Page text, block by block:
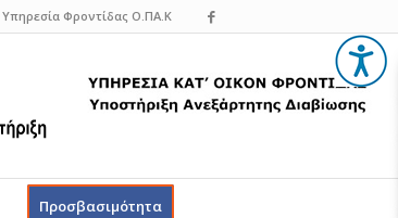
Υπηρεσία Φροντίδας Ο.ΠΑ.Κ
Προσβασιμότητα